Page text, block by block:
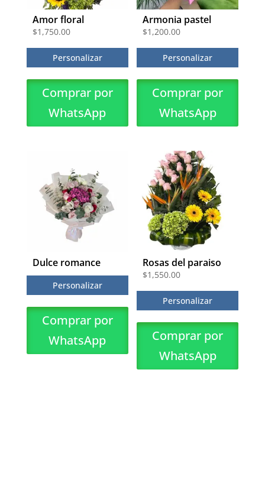
Amor floral
$1,750.00
Personalizar
Comprar por
WhatsApp
Armonia pastel
$1,200.00
Personalizar
Comprar por
WhatsApp
Dulce romance
Personalizar
Comprar por
WhatsApp
Rosas del paraiso
$1,550.00
Personalizar
Comprar por
WhatsApp